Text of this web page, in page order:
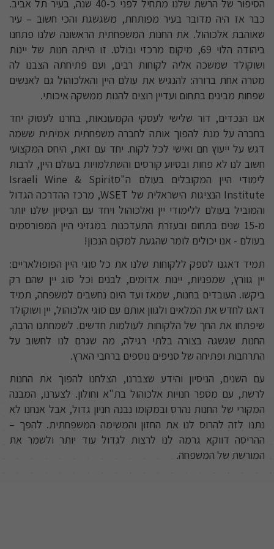
הסיפור של הרשת שלנו מתחיל לפני כ-40 שנה, בעיר תל אביב.
כבר אז היה מדובר בעיר מפותחת, משגשגת והכי חשוב – עיר
שאוהבת אלכוהול. את החנות המשפחתית הראשונה שלנו פתחנו
ביהודה הלוי 69, מיקום מרכזי ובולט. זו הייתה חנות של יינות
ושוקולד שמשכה אליה לקוחות רבים, ועם פתיחתה הצבנו לה
מטרה אחת ברורה: להנגיש את עולם היין והאלכוהול גם לאנשים
שפחות מבינים בתחום ועדיין רוצים להנות ממשקה איכותי.
אנו הנכדים, דור שלישי לעסקי הקמעונאות, בחרנו לעסוק יחד
בחברה על מנת להפוך אותה לחברה משפחתית אמיתית ששמה
דגש על ייעוץ חם ואישי לכל לקוח. יחד עם זאת, היחס המקצועי
חשוב לנו לא פחות ובסיוע קורסים והשתלמויות בעולם היין, לרבות
לימודי היין המקובלים בעולם ה"סIsraeli Wine & Spirit
Institute הנציגות הישראלית של WSET, מרכז ההדרכה הגדול
והמוביל בעולם ללימודי יין ואלכוהול ויחד עם הניסיון שלנו יותר
מ-15 שנים בתחום ובעזרת התעדכנות במגזיני היין המפורסמים
בעולם - אנו יכולים לומר שהגעת למקום הנכון!
תמיד דאגנו לספק ללקוחות שלנו את כל סוגי היין הפופולאריים:
יין גוורץ, שמפניות, יינות אדומים, לבנים וכל סוג יין שהם רק
ביקשו. העובדים בחנות, שמאז ועד היום נחשבים למשפחה, תמיד
דאגו לחדש את המלאים ולגוון אותם עם סוגי אלכוהול, יין ושוקולד
שיפתחו את החך של הלקוחות לעולמות חדשים. לשמחתנו הרבה,
החנות שגשגה בצורה בלתי רגילה, מה שגרם לנו לחשוב על
התרחבות ופתיחה של סניפים נוספים ברחבי הארץ.
עם השנים, הניסיון והידע שצברנו, הצלחנו להפוך את החנות
לרשת, עם מספר חנויות אלכוהול בת"א וחולון. לצערנו, המבנה
המקורי של החנות נהרס ובמקומו נבנה חניון גדול, אבל אנחנו לא
נתנו לזה להרוס לנו את החזון והמשימה המשפחתית. להפך –
ההריסה דווקא גרמה לנו לרצות לגדול עוד יותר ולשמר את
המורשת של המשפחה.